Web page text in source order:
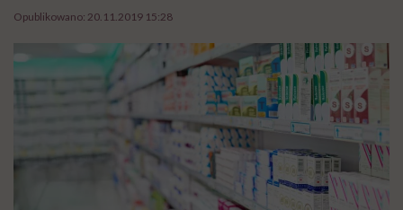
Opublikowano: 20.11.2019 15:28